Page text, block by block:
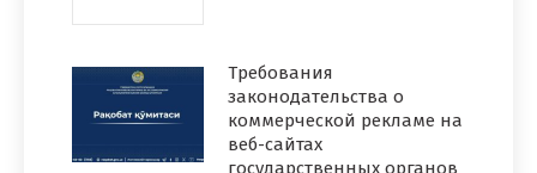
Требования
законодательства о
коммерческой рекламе на
веб-сайтах
государственных органов